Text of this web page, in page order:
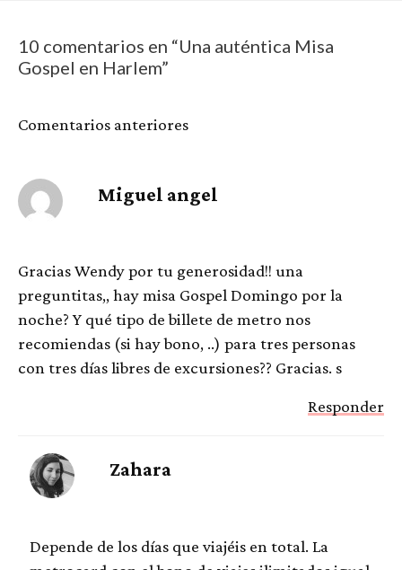
10 comentarios en “Una auténtica Misa
Gospel en Harlem”
Comentarios
Comentarios anteriores
Miguel angel
Gracias Wendy por tu generosidad!! una
preguntitas,, hay misa Gospel Domingo por la
noche? Y qué tipo de billete de metro nos
recomiendas (si hay bono, ..) para tres personas
con tres días libres de excursiones?? Gracias. s
Responder
Zahara
Depende de los días que viajéis en total. La